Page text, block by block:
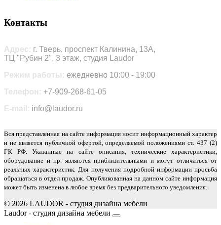
Контакты
Адрес: г. Тверь, проспект Калинина, 13А,
ТЦ "Рубин 2", 3 этаж, студия Laudor
Режим работы: ежедневно 10:00 - 19:00
Телефон: +7-909-268-61-05
E-mail: info@laudor.ru
Вся представленная на сайте информация носит информационный характер
и не является публичной офертой, определяемой положениями ст. 437 (2)
ГК РФ. Указанные на сайте описания, технические характеристики,
оборудование и пр. являются приблизительными и могут отличаться от
реальных характеристик. Для получения подробной информации просьба
обращаться в отдел продаж. Опубликованная на данном сайте информация
может быть изменена в любое время без предварительного уведомления.
© 2026 LAUDOR - студия дизайна мебели
Joomla! 3 Templates
Laudor - студия дизайна мебели